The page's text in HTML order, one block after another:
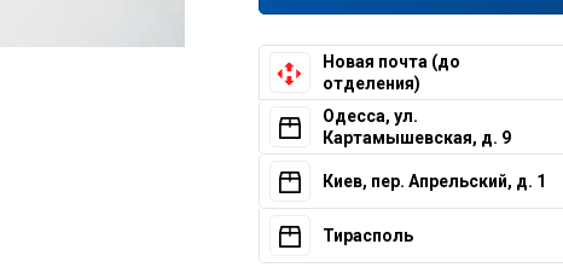
Новая почта (до
отделения)
Одесса, ул.
Картамышевская, д. 9
Киев, пер. Апрельский, д. 1
Тирасполь